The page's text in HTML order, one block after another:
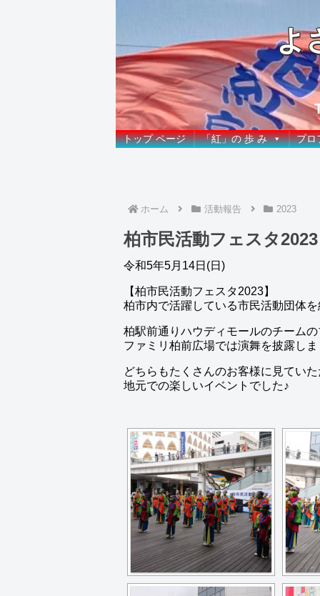
よ
トップ ページ 「紅」の 歩 み プロ
ホーム 活動報告 2023
柏市民活動フェスタ2023
令和5年5月14日(日)
【柏市民活動フェスタ2023】
柏市内で活躍している市民活動団体
柏駅前通りハウディモールのチーム
ファミリ柏前広場では演舞を披露し
どちらもたくさんのお客様に見てい
地元での楽しいイベントでした♪